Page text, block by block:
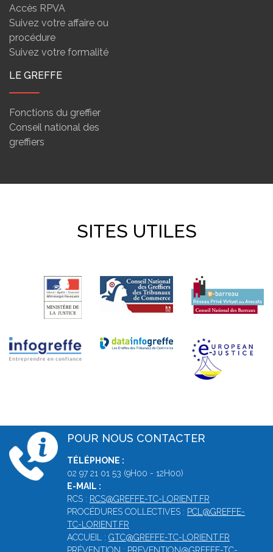
Accès RPVA
Suivez votre affaire ou
procédure
Suivez votre formalité
LE GREFFE
Fonctions du greffier
Conseil national des
greffiers
SITES UTILES
POUR NOUS CONTACTER
TÉLÉPHONE :
02 97 21 01 53 (9H00 - 12H00)
E-MAIL :
RCS : RCS@GREFFE-TC-LORIENT.FR
PROCÉDURES COLLECTIVES : PCL@GREFFE-
TC-LORIENT.FR
ACCUEIL : GTC@GREFFE-TC-LORIENT.FR